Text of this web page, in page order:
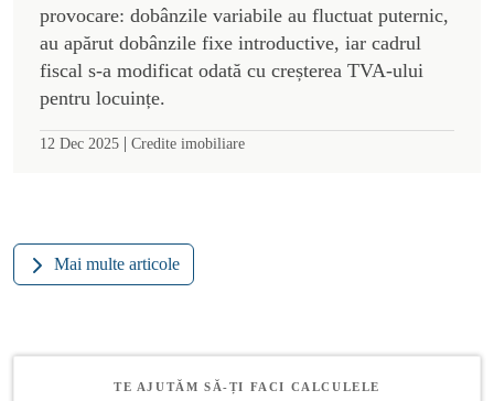
provocare: dobânzile variabile au fluctuat puternic,
au apărut dobânzile fixe introductive, iar cadrul
fiscal s-a modificat odată cu creșterea TVA-ului
pentru locuințe.
12 Dec 2025 | Credite imobiliare
Mai multe articole
TE AJUTĂM SĂ-ȚI FACI CALCULELE